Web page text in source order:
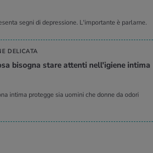
segni di depressione. L'importante è parlarne.
DELICATA
bisogna stare attenti nell'igiene intima
intima protegge sia uomini che donne da odori